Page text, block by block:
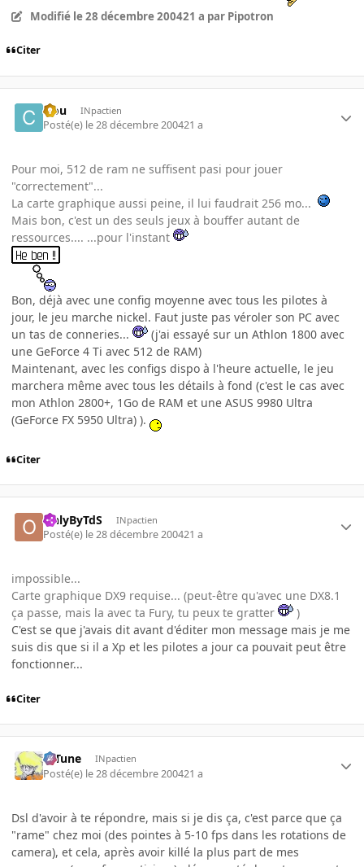
Modifié le 28 décembre 200421 a par Pipotron
Citer
clou INpactien
Posté(e) le 28 décembre 200421 a
Pour moi, 512 de ram ne suffisent pasi pour jouer
"correctement"...
La carte graphique aussi peine, il lui faudrait 256 mo...
Mais bon, c'est un des seuls jeux à bouffer autant de
ressources.... ...pour l'instant
Bon, déjà avec une config moyenne avec tous les pilotes à
jour, le jeu marche nickel. Faut juste pas véroler son PC avec
un tas de conneries...
(j'ai essayé sur un Athlon 1800 avec
une GeForce 4 Ti avec 512 de RAM)
Maintenant, avec les configs dispo à l'heure actuelle, le jeu
marchera même avec tous les détails à fond (c'est le cas avec
mon Athlon 2800+, 1Go de RAM et une ASUS 9980 Ultra
(GeForce FX 5950 Ultra) ).
Citer
OnlyByTdS INpactien
Posté(e) le 28 décembre 200421 a
impossible...
Carte graphique DX9 requise... (peut-être qu'avec une DX8.1
ça passe, mais la avec ta Fury, tu peux te gratter
)
C'est se que j'avais dit avant d'éditer mon message mais je me
suis dis que si il a Xp et les pilotes a jour ca pouvait peut être
fonctionner...
Citer
D-Tune INpactien
Posté(e) le 28 décembre 200421 a
Dsl d'avoir à te répondre, mais si je dis ça, c'est parce que ça
"rame" chez moi (des pointes à 5-10 fps dans les rotations de
camera), et cela, après avoir killé la plus part de mes